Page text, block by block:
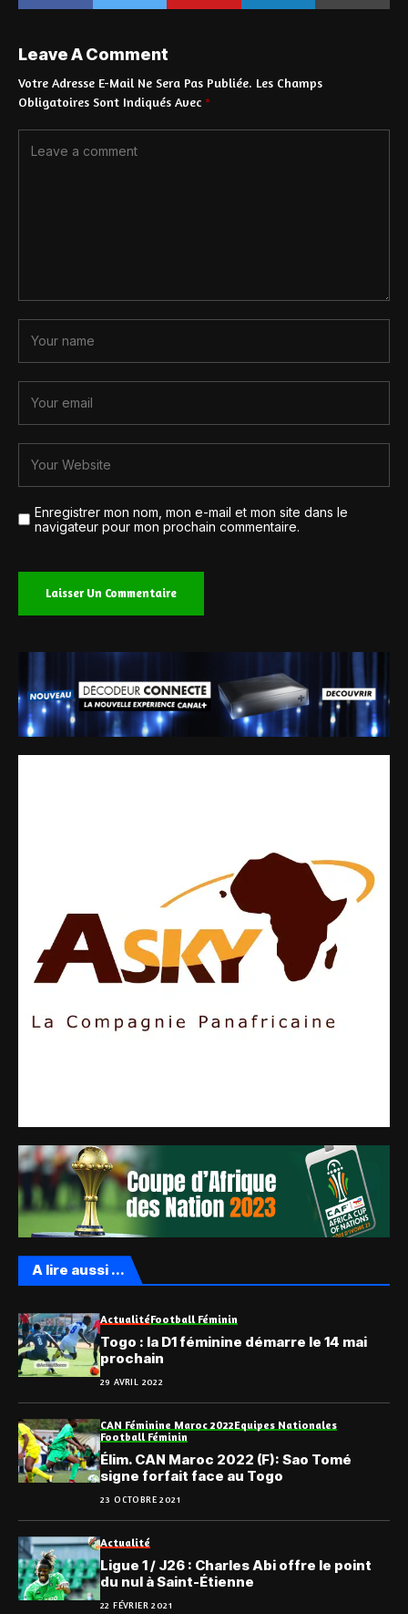
Leave A Comment
Votre Adresse E-Mail Ne Sera Pas Publiée. Les Champs
Obligatoires Sont Indiqués Avec *
Enregistrer mon nom, mon e-mail et mon site dans le
navigateur pour mon prochain commentaire.
A lire aussi ...
ActualitéFootball Féminin
Togo : la D1 féminine démarre le 14 mai
prochain
29 AVRIL 2022
CAN Féminine Maroc 2022Equipes Nationales
Football Féminin
Élim. CAN Maroc 2022 (F): Sao Tomé
signe forfait face au Togo
23 OCTOBRE 2021
Actualité
Ligue 1 / J26 : Charles Abi offre le point
du nul à Saint-Étienne
22 FÉVRIER 2021